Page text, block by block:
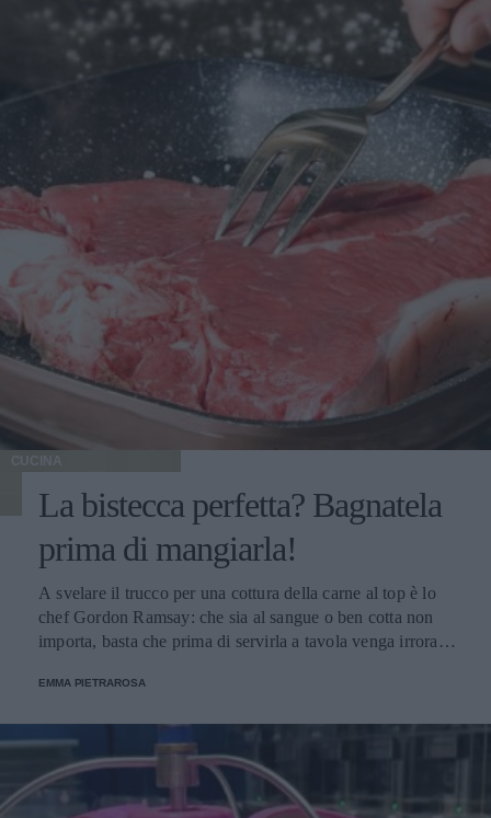
CUCINA
La bistecca perfetta? Bagnatela
prima di mangiarla!
A svelare il trucco per una cottura della carne al top è lo
chef Gordon Ramsay: che sia al sangue o ben cotta non
importa, basta che prima di servirla a tavola venga irrorata
EMMA PIETRAROSA